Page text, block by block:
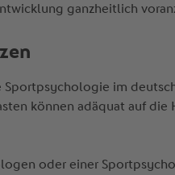
ganzheitlich
Sportpsychologie im
können adäquat auf die
oder einer